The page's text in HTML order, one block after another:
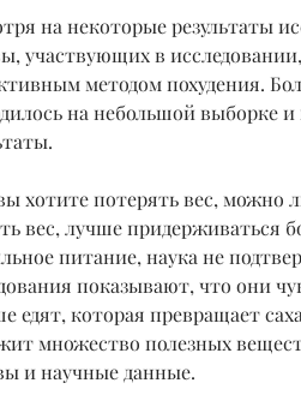
на некоторые результаты
участвующих в
методом похудения.
на небольшой выборке и
хотите потерять вес, можно
вес, лучше придерживаться
питание, наука не
показывают, что они
едят, которая превращает
множество полезных
и научные данные.